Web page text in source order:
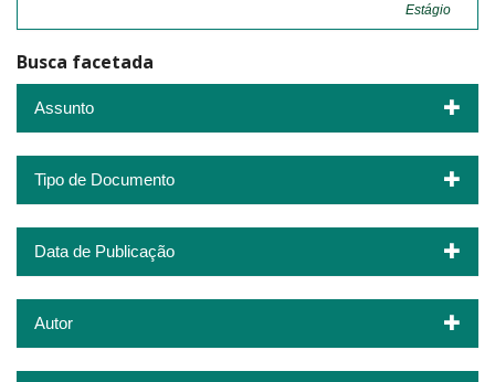
Estágio
Busca facetada
Assunto
Tipo de Documento
Data de Publicação
Autor